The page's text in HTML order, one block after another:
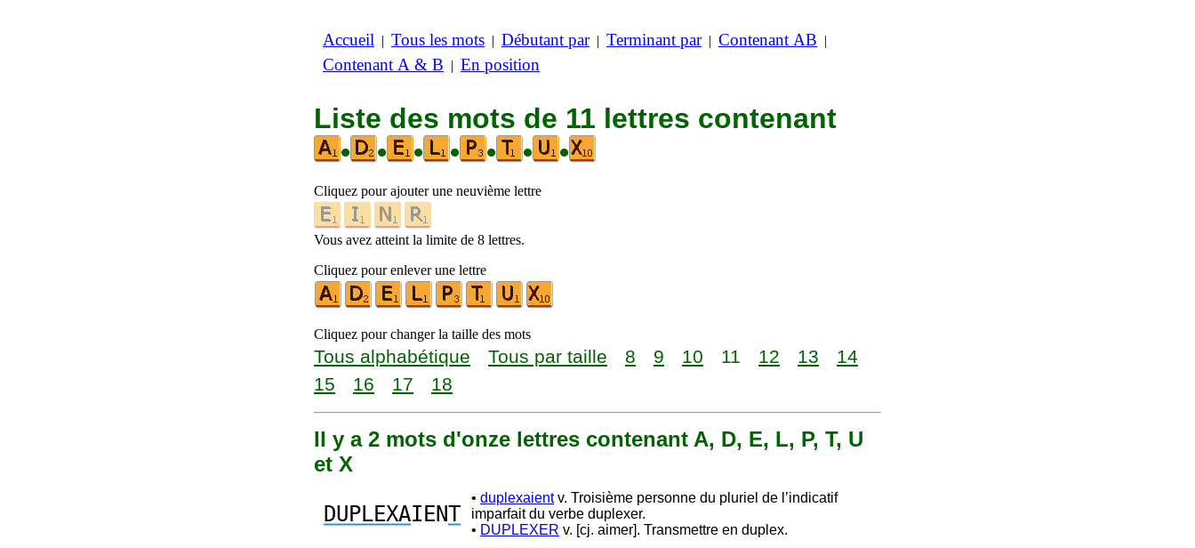
Accueil | Tous les mots | Débutant par| Terminant par| Contenant AB |
Contenant A & B | En position
Liste des mots de 11 lettres contenant
•
• • • • • •
Cliquez pour ajouter une neuvième lettre
Vous avez atteint la limite de 8 lettres.
Cliquez pour enlever une lettre
Cliquez pour changer la taille des mots
Tous alphabétique Tous par taille 8 9 10 11 12 13
14
15
16 17 18
Il y a 2 mots d'onze lettres contenant A, D, E, L, P, T, U
et X
DUPLEXAIENT
• duplexaientv. Troisième personne du pluriel de l’indicatif
imparfait du verbe duplexer.
• DUPLEXER v. [cj. aimer]. Transmettre en duplex.